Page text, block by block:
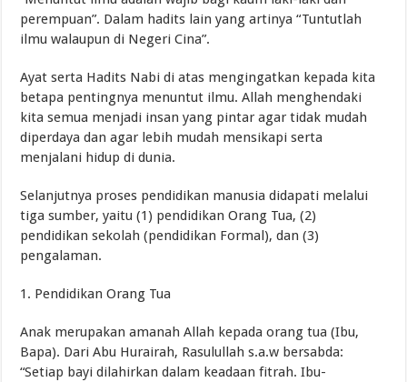
perempuan”. Dalam hadits lain yang artinya “Tuntutlah
ilmu walaupun di Negeri Cina”.
Ayat serta Hadits Nabi di atas mengingatkan kepada kita
betapa pentingnya menuntut ilmu. Allah menghendaki
kita semua menjadi insan yang pintar agar tidak mudah
diperdaya dan agar lebih mudah mensikapi serta
menjalani hidup di dunia.
Selanjutnya proses pendidikan manusia didapati melalui
tiga sumber, yaitu (1) pendidikan Orang Tua, (2)
pendidikan sekolah (pendidikan Formal), dan (3)
pengalaman.
1. Pendidikan Orang Tua
Anak merupakan amanah Allah kepada orang tua (Ibu,
Bapa). Dari Abu Hurairah, Rasulullah s.a.w bersabda:
“Setiap bayi dilahirkan dalam keadaan fitrah. Ibu-